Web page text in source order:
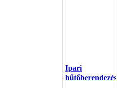
Ipari
hűtőberendezések